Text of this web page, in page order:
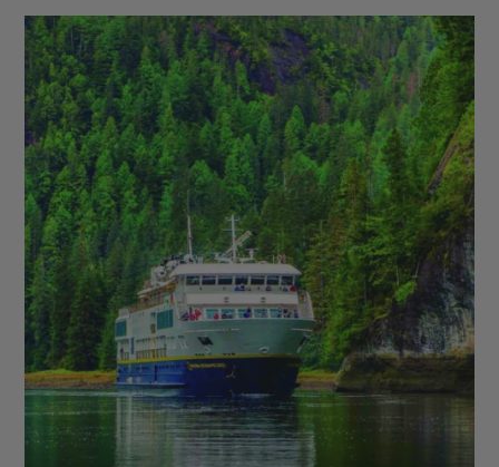
- Parc National de Arches - Parc National de
Capitol Reef - Parc National de Canyonlands